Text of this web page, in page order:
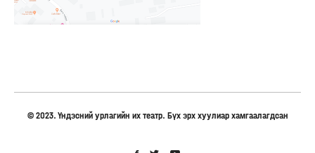
© 2023. Үндэсний урлагийн их театр. Бүх эрх хуулиар хамгаалагдсан